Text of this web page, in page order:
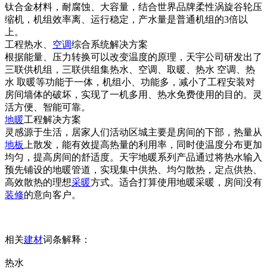
钛合金材料，耐腐蚀、大容量，结合世界品牌柔性涡旋谷轮压
缩机，机组效率离、运行稳定，产水量是普通机组的3倍以
上。
工程热水、 空调综合系统解决方案
根据能量、压力转换可以改变温度的原理，天宇公司研发出了
三联供机组，三联供组集热水、空调、取暖、热水 空调、热
水 取暖等功能于一体，机组小、功能多，减小了工程安装对
房间墙体的破坏，实现了一机多用、热水免费使用的目的。灵
活方便、智能可靠。
地暖工程解决方案
灵感源于生活，居家人们活动区城主要是房间的下部，热量从
地板 上散发，能有效提高热量的利用率，同时使温度分布更加
均匀，提高房间的舒适度。天宇地暖系列产品通过将热水输入
预先铺设的地暖管道，实现集中供热、均匀散热，定点供热、
高效散热的理想采暖方式。适合打算使用地暖采暖，房间没有
装修的意向客户。
相关建材词条解释：
热水